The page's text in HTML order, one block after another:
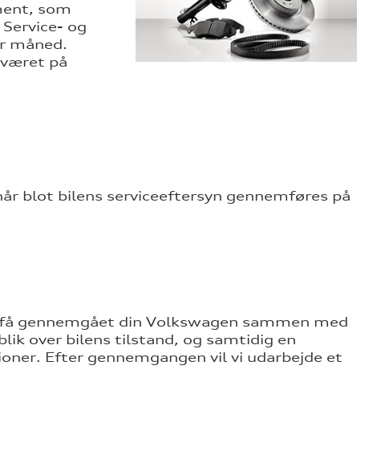
som
og
måned.
på
blot bilens serviceeftersyn gennemføres på
gennemgået din Volkswagen sammen med
over bilens tilstand, og samtidig en
Efter gennemgangen vil vi udarbejde et